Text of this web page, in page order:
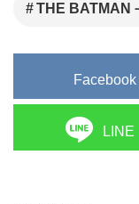
THE BATMAN
Facebook
LINE